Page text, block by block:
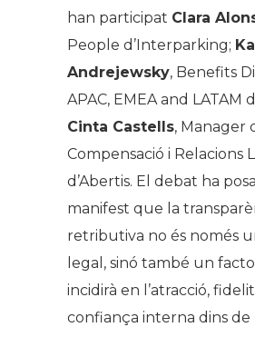
han participat Clara
People d’Interparking;
Andrejewsky, Benefits
APAC, EMEA and LATAM
Cinta Castells, Manager
Compensació i Relacions
d’Abertis. El debat ha
manifest que la
retributiva no és només
legal, sinó també un
incidirà en l’atracció,
confiança interna dins de